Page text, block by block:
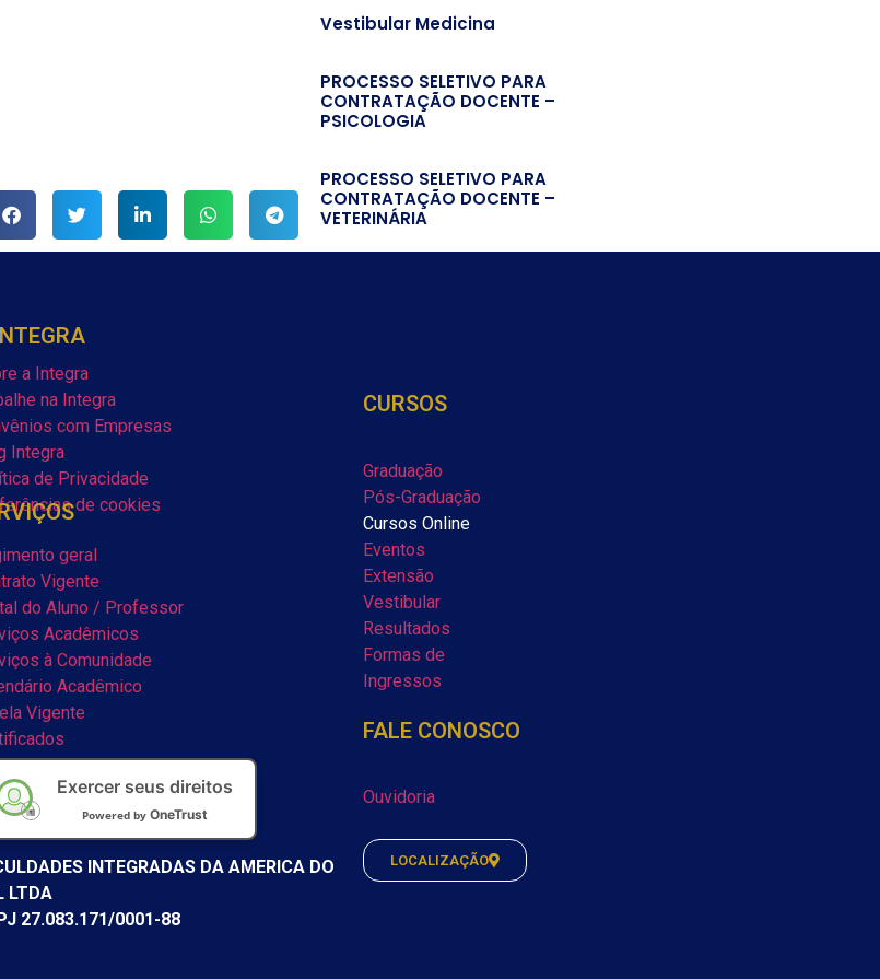
Vestibular Medicina
PROCESSO SELETIVO PARA
CONTRATAÇÃO DOCENTE –
PSICOLOGIA
PROCESSO SELETIVO PARA
CONTRATAÇÃO DOCENTE –
VETERINÁRIA
a Integra
na Integra
com Empresas
Integra
de Privacidade
de cookies
geral
Vigente
do Aluno / Professor
Acadêmicos
à Comunidade
Acadêmico
Vigente
Exercer seus direitos
Powered by OneTrust
INTEGRADAS DA AMERICA DO
LTDA
27.083.171/0001-88
CURSOS
Graduação
Pós-Graduação
Cursos Online
Eventos
Extensão
Vestibular
Resultados
Formas de
Ingressos
FALE CONOSCO
Ouvidoria
LOCALIZAÇÃO